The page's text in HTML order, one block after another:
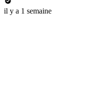
il y a 1 semaine